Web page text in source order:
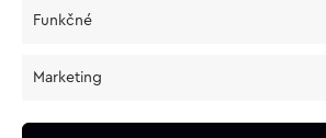
Funkčné
Marketing
Vrátenie a reklamácia tovaru